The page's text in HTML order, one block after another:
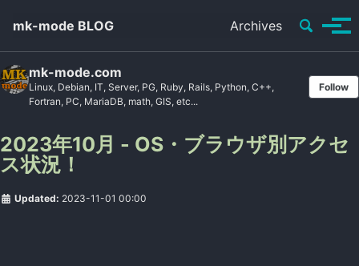
mk-mode BLOG Archives Toggle
mk-mode.com
Linux, Debian, IT, Server, PG, Ruby, Rails, Python, C++,
Fortran, PC, MariaDB, math, GIS, etc...
Follow
2023年10月 - OS・ブラウザ別アクセ
ス状況！
Updated: 2023-11-01 00:00